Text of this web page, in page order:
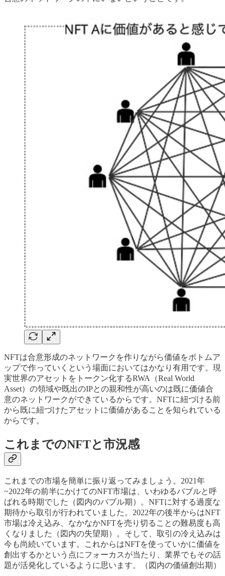
NFTは合意形成のネットワークを作りながら価値をボトムア
ップで作っていくという場面においてはかなり有用です。現
実世界のアセットをトークン化するRWA（Real World
Asset）の領域や既出のIPとの親和性が高いのは既に価値合
意のネットワークができているからです。NFTに紐づける前
から既に紐づけたアセットに価値があることを知られている
からです。
これまでのNFTと市況感
これまでの市場を簡単に振り返ってみましょう。2021年
~2022年の前半にかけてのNFT市場は、いわゆるバブルと呼
ばれる時期でした（図内のバブル期）。NFTに対する過度な
期待から取引が行われていました。2022年の後半からはNFT
市場は冷え込み、なかなかNFTを売り切ることの難易度も高
くなりました（図内の失望期）。そして、取引の冷え込みは
今も尚続いています。これからはNFTを使っていかに価値を
創出するかという点にフォーカスが当たり、業界でもその話
題が活発化しているように思います。（図内の価値創出期）